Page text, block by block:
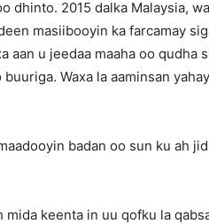
dhinto. 2015 dalka Malaysia,
masiibooyin ka farcamay
aan u jeedaa maaha oo qudha
Waxa la aaminsan
badan oo sun ku ah
mida keenta in uu qofku la